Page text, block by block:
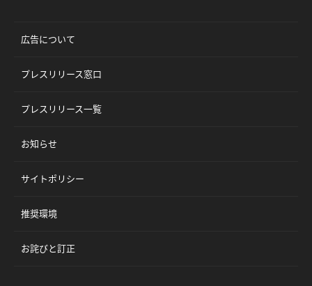
広告について
プレスリリース窓口
プレスリリース一覧
お知らせ
サイトポリシー
推奨環境
お詫びと訂正